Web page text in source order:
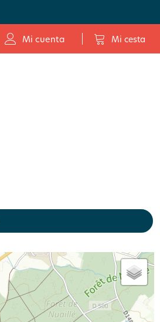
Mi cuenta Mi cesta